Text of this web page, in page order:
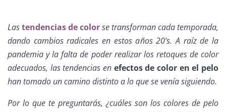
Lastendencias de colorse transforman cada temporada,
dando cambios radicales en estos años 20’s. A raíz de la
pandemia y la falta de poder realizar los retoques de color
adecuados, las tendencias en efectos de color en el pelo
han tomado un camino distinto a lo que se venía siguiendo.
Por lo que te preguntarás, ¿cuáles son los colores de pelo